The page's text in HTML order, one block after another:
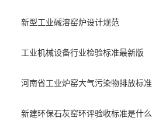
新型工业碱溶窑炉设计规范
工业机械设备行业检验标准最新版
河南省工业炉窑大气污染物排放标准
新建环保石灰窑环评验收标准是什么